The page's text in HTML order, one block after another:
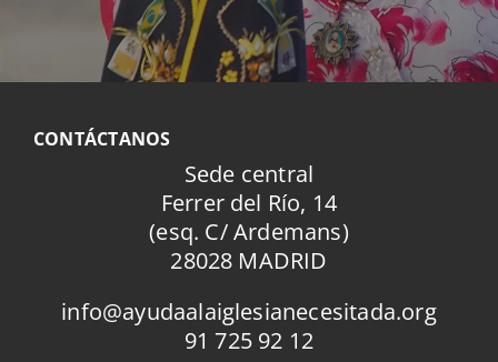
CONTÁCTANOS
Sede central
Ferrer del Río, 14
(esq. C/ Ardemans)
28028 MADRID
info@ayudaalaiglesianecesitada.org
91 725 92 12